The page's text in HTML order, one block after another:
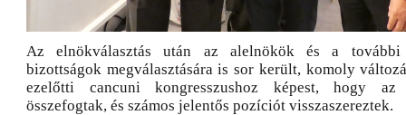
Az elnökválasztás után az alelnökök és a további
bizottságok megválasztására is sor került, komoly
ezelőtti cancuni kongresszushoz képest, hogy az
összefogtak, és számos jelentős pozíciót visszaszereztek.